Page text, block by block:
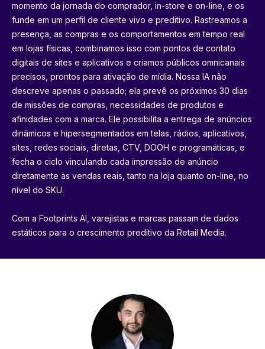
momento da jornada do comprador, in-store e on-line, e os
funde em um perfil de cliente vivo e preditivo. Rastreamos a
presença, as compras e os comportamentos em tempo real
em lojas físicas, combinamos isso com pontos de contato
digitais de sites e aplicativos e criamos públicos omnicanais
precisos, prontos para ativação de mídia. Nossa IA não
descreve apenas o passado; ela prevê os próximos 30 dias
de missões de compras, necessidades de produtos e
afinidades com a marca. Ele possibilita a entrega de anúncios
dinâmicos e hipersegmentados em telas, rádios, aplicativos,
sites, redes sociais, diretas, CTV, DOOH e programáticas, e
fecha o ciclo vinculando cada impressão de anúncio
diretamente às vendas reais, tanto na loja quanto on-line, no
nível do SKU.
Com a Footprints AI, varejistas e marcas passam de dados
estáticos para o crescimento preditivo da Retail Media.